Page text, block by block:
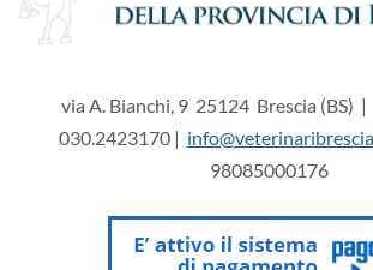
via A. Bianchi, 9 25124 Brescia (BS) |
030.2423170 |
98085000176